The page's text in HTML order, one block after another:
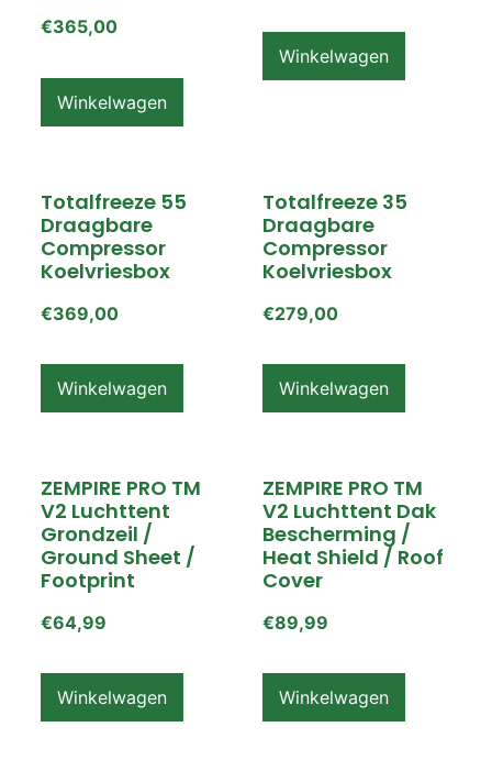
€365,00
Winkelwagen
Winkelwagen
Totalfreeze 55
Draagbare
Compressor
Koelvriesbox
€369,00
Winkelwagen
Totalfreeze 35
Draagbare
Compressor
Koelvriesbox
€279,00
Winkelwagen
ZEMPIRE PRO TM
V2 Luchttent
Grondzeil /
Ground Sheet /
Footprint
€64,99
Winkelwagen
ZEMPIRE PRO TM
V2 Luchttent Dak
Bescherming /
Heat Shield / Roof
Cover
€89,99
Winkelwagen